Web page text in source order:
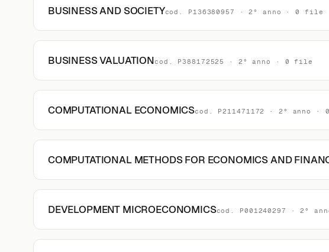
BUSINESS AND SOCIETYcod. P136380957 · 2° anno · 0 file
BUSINESS VALUATIONcod. P388172525 · 2° anno · 0 file
COMPUTATIONAL ECONOMICScod. P211471172 · 2° anno
COMPUTATIONAL METHODS FOR ECONOMICS AND
DEVELOPMENT MICROECONOMICScod. P001240297 · 2°